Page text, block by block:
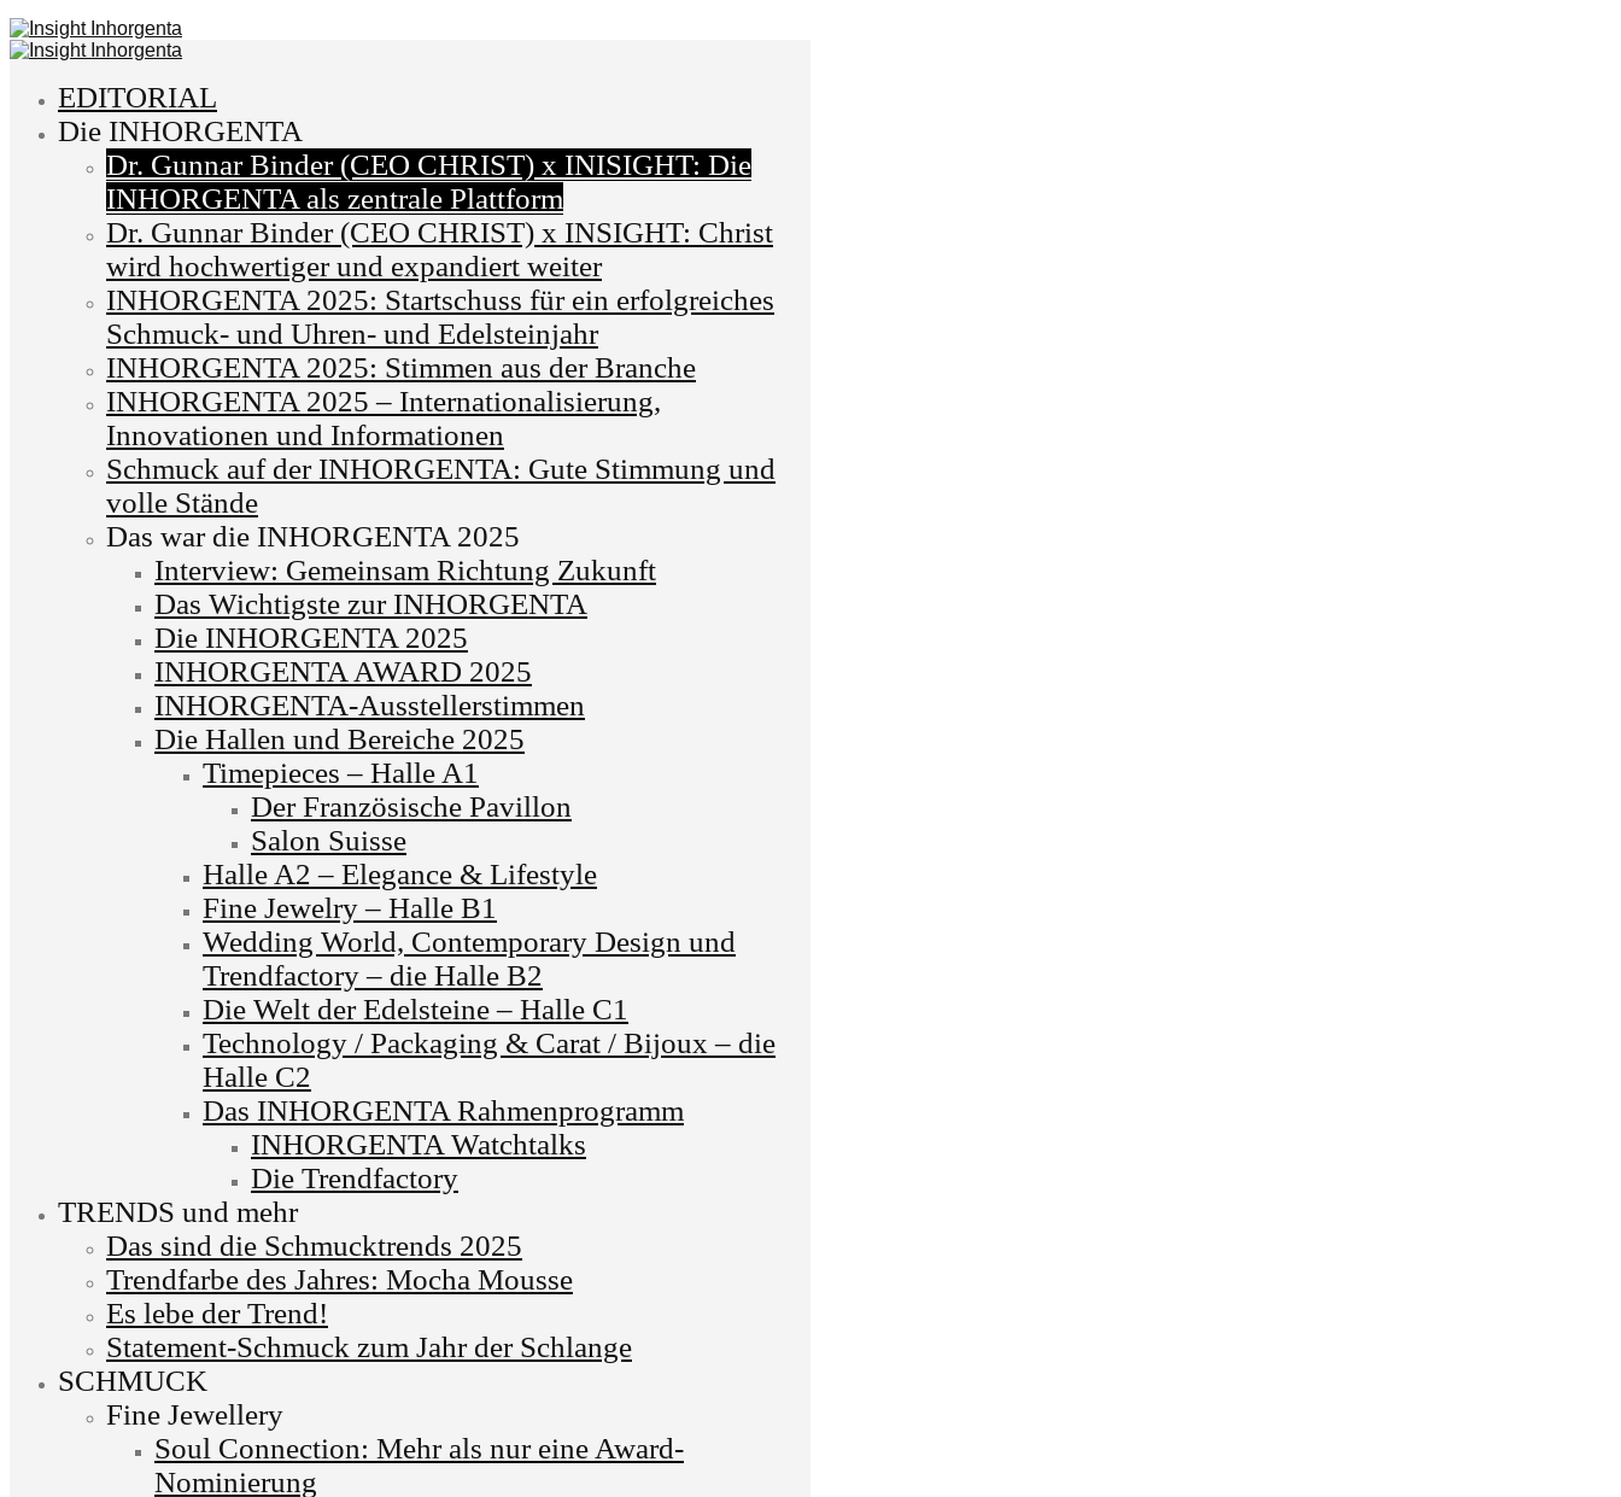
EDITORIAL
Die INHORGENTA
Dr. Gunnar Binder (CEO CHRIST) x INISIGHT: Die
INHORGENTA als zentrale Plattform
Dr. Gunnar Binder (CEO CHRIST) x INSIGHT: Christ
wird hochwertiger und expandiert weiter
INHORGENTA 2025: Startschuss für ein erfolgreiches
Schmuck- und Uhren- und Edelsteinjahr
INHORGENTA 2025: Stimmen aus der Branche
INHORGENTA 2025 – Internationalisierung,
Innovationen und Informationen
Schmuck auf der INHORGENTA: Gute Stimmung und
volle Stände
Das war die INHORGENTA 2025
Interview: Gemeinsam Richtung Zukunft
Das Wichtigste zur INHORGENTA
Die INHORGENTA 2025
INHORGENTA AWARD 2025
INHORGENTA-Ausstellerstimmen
Die Hallen und Bereiche 2025
Timepieces – Halle A1
Der Französische Pavillon
Salon Suisse
Halle A2 – Elegance & Lifestyle
Fine Jewelry – Halle B1
Wedding World, Contemporary Design und
Trendfactory – die Halle B2
Die Welt der Edelsteine – Halle C1
Technology / Packaging & Carat / Bijoux – die
Halle C2
Das INHORGENTA Rahmenprogramm
INHORGENTA Watchtalks
Die Trendfactory
TRENDS und mehr
Das sind die Schmucktrends 2025
Trendfarbe des Jahres: Mocha Mousse
Es lebe der Trend!
Statement-Schmuck zum Jahr der Schlange
SCHMUCK
Fine Jewellery
Soul Connection: Mehr als nur eine Award-
Nominierung